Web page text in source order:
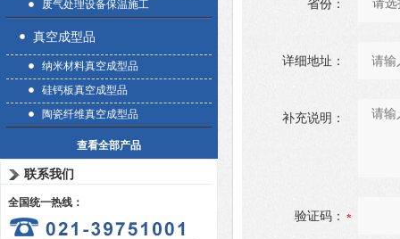
废气处理设备保温施工
真空成型品
纳米材料真空成型品
硅钙板真空成型品
陶瓷纤维真空成型品
查看全部产品
联系我们
全国统一热线：
省份：
详细地址：
补充说明：
验证码：